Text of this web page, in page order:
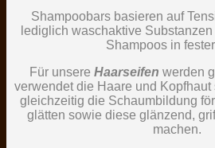
Shampoobars basieren auf
lediglich waschaktive
Shampoos in
Für unsere Haarseifen werden
verwendet die Haare und
gleichzeitig die Schaumbildung
glätten sowie diese glänzend,
machen.